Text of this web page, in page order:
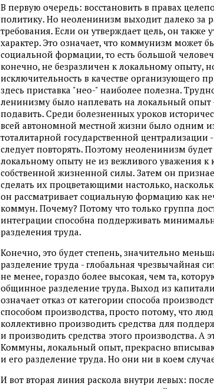
В первую очередь: восстановить в правах
политику. Но неоленинизм выходит далеко за
требования. Если он утверждает цель, он также
характер. Это означает, что коммунизм может
социальной формации, то есть большой
конечно, не безразличен к локальному опыту,
исключительность в качестве организующего
здесь приставка "нео-" наиболее полезна.
ленинизму было наплевать на локальный опыт
подавить. Среди болезненных уроков
всей автономной местной жизни было одним
тоталитарной государственной централизации
следует повторять. Поэтому неоленинизм
локальному опыту не из вежливого уважения к
собственной жизненной силы. Затем он
сделать их процветающими настолько,
он рассматривает социальную формацию как
коммун. Почему? Потому что только группа
интеграции способна поддерживать
разделения труда.
Конечно, это будет степень, значительно
разделение труда - глобальная чрезвычайная
не менее, гораздо более высокая, чем та,
общинное разделение труда. Выход из
означает отказ от категории способа
способом производства, просто потому, что
коллективно производить средства для
и производить средства этого производства. А
Коммуны, локальный опыт, прекрасно
и его разделение труда. Но они ни в коем
И вот вторая линия раскола внутри левых: